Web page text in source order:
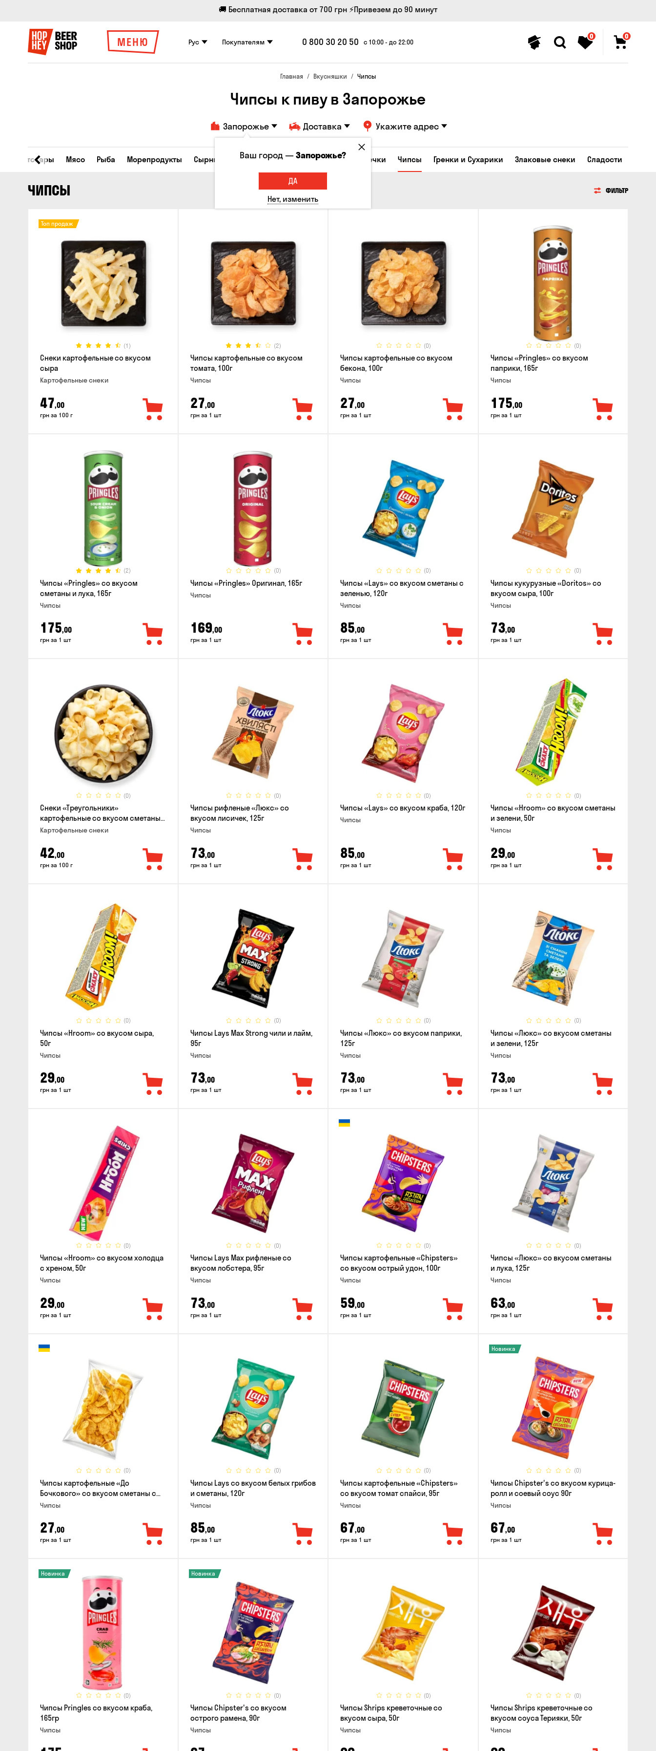
🚚 Бесплатная доставка от 700 грн ⚡Привезем до 90 минут
МЕНЮ Рус Покупателям 0 800 30 20 50 с 10:00 - до 22:00
0 0
Главная Вкусняшки Чипсы
Чипсы к пиву в Запорожье
Запорожье Доставка Укажите адрес
Все товары Мясо Рыба Морепродукты Сырные закуски Орешки Кукуруза Семечки Чипсы Гренки и Сухарики Злаковые снеки Сладости
ЧИПСЫ ФИЛЬТР
(1)
Топ продаж
Снеки картофельные со вкусом
сыра
Картофельные снеки
47,00
грн за 100 г
(2)
Чипсы картофельные со вкусом
томата, 100г
Чипсы
27,00
грн за 1 шт
(0)
Чипсы картофельные со вкусом
бекона, 100г
Чипсы
27,00
грн за 1 шт
(0)
Чипсы «Pringles» со вкусом
паприки, 165г
Чипсы
175,00
грн за 1 шт
(2)
Чипсы «Pringles» со вкусом
сметаны и лука, 165г
Чипсы
175,00
грн за 1 шт
(0)
Чипсы «Pringles» Оригинал, 165г
Чипсы
169,00
грн за 1 шт
(0)
Чипсы «Lays» со вкусом сметаны с
зеленью, 120г
Чипсы
85,00
грн за 1 шт
(0)
Чипсы кукурузные «Doritos» со
вкусом сыра, 100г
Чипсы
73,00
грн за 1 шт
(0)
Снеки «Треугольники»
картофельные со вкусом сметаны
с луком
Картофельные снеки
42,00
грн за 100 г
(0)
Чипсы рифленые «Люкс» со
вкусом лисичек, 125г
Чипсы
73,00
грн за 1 шт
(0)
Чипсы «Lays» со вкусом краба, 120г
Чипсы
85,00
грн за 1 шт
(0)
Чипсы «Hroom» со вкусом сметаны
и зелени, 50г
Чипсы
29,00
грн за 1 шт
(0)
Чипсы «Hroom» со вкусом сыра,
50г
Чипсы
29,00
грн за 1 шт
(0)
Чипсы Lays Max Strong чили и лайм,
95г
Чипсы
73,00
грн за 1 шт
(0)
Чипсы «Люкс» со вкусом паприки,
125г
Чипсы
73,00
грн за 1 шт
(0)
Чипсы «Люкс» со вкусом сметаны
и зелени, 125г
Чипсы
73,00
грн за 1 шт
(0)
Чипсы «Hroom» со вкусом холодца
с хреном, 50г
Чипсы
29,00
грн за 1 шт
(0)
Чипсы Lays Max рифленые со
вкусом лобстера, 95г
Чипсы
73,00
грн за 1 шт
(0)
Чипсы картофельные «Chipsters»
со вкусом острый удон, 100г
Чипсы
59,00
грн за 1 шт
(0)
Чипсы «Люкс» со вкусом сметаны
и лука, 125г
Чипсы
63,00
грн за 1 шт
(0)
Чипсы картофельные «До
Бочкового» со вкусом сметаны с
зеленью, 100г
Чипсы
27,00
грн за 1 шт
(0)
Чипсы Lays со вкусом белых грибов
и сметаны, 120г
Чипсы
85,00
грн за 1 шт
(0)
Чипсы картофельные «Chipsters»
со вкусом томат спайси, 95г
Чипсы
67,00
грн за 1 шт
(0)
Новинка
Чипсы Chipster's со вкусом курица-
ролл и соевый соус 90г
Чипсы
67,00
грн за 1 шт
(0)
Новинка
Чипсы Pringles со вкусом краба,
165гр
Чипсы
(0)
Новинка
Чипсы Chipster's со вкусом
острого рамена, 90г
Чипсы
(0)
Чипсы Shrips креветочные со
вкусом сыра, 50г
Чипсы
(0)
Чипсы Shrips креветочные со
вкусом соуса Терияки, 50г
Чипсы
Ваш город —Запорожье?
ДА
Нет, изменить